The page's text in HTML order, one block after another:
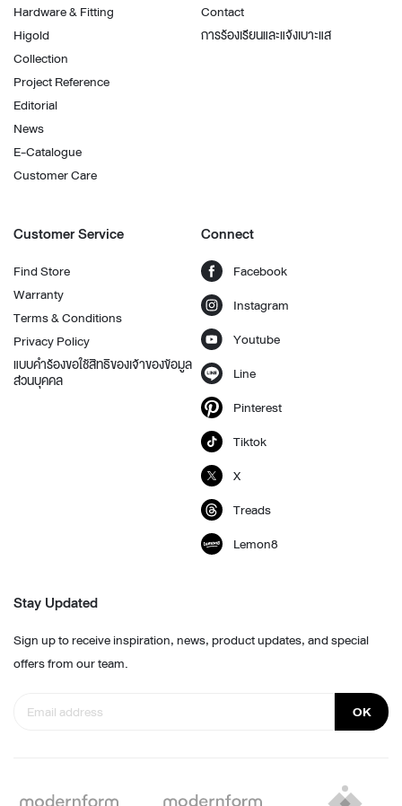
Hardware & Fitting
Higold
Collection
Project Reference
Editorial
News
E-Catalogue
Customer Care
Contact
การร้องเรียนและแจ้งเบาะแส
Customer Service
Find Store
Warranty
Terms & Conditions
Privacy Policy
แบบคำร้องขอใช้สิทธิของเจ้าของข้อมูล
ส่วนบุคคล
Connect
Facebook
Instagram
Youtube
Line
Pinterest
Tiktok
X
Treads
Lemon8
Stay Updated
Sign up to receive inspiration, news, product updates, and special
offers from our team.
OK